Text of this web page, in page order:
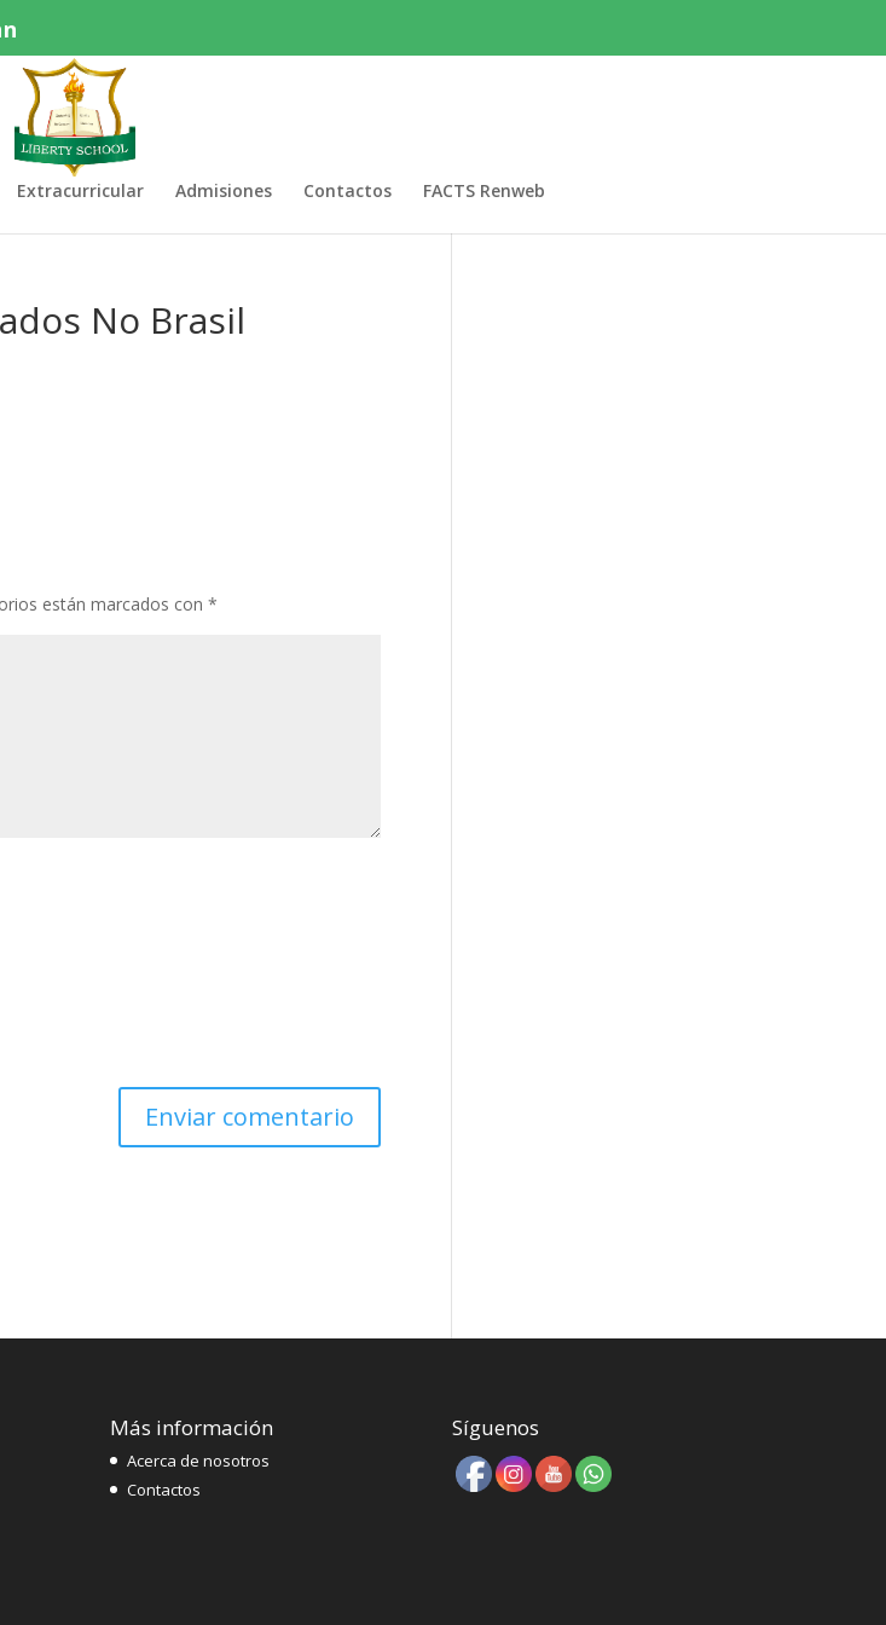
Extracurricular Admisiones Contactos FACTS Renweb
No Brasil
están marcados con*
Más información
Acerca de nosotros
Contactos
Síguenos